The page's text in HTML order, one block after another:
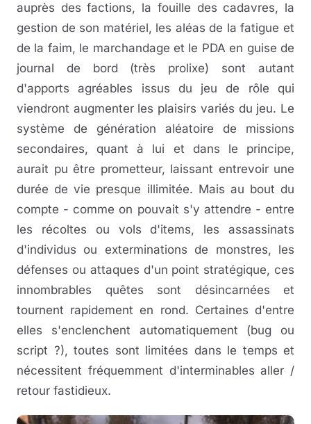
auprès des factions, la fouille des cadavres, la
gestion de son matériel, les aléas de la fatigue et
de la faim, le marchandage et le PDA en guise de
journal de bord (très prolixe) sont autant
d'apports agréables issus du jeu de rôle qui
viendront augmenter les plaisirs variés du jeu. Le
système de génération aléatoire de missions
secondaires, quant à lui et dans le principe,
aurait pu être prometteur, laissant entrevoir une
durée de vie presque illimitée. Mais au bout du
compte - comme on pouvait s'y attendre - entre
les récoltes ou vols d'items, les assassinats
d'individus ou exterminations de monstres, les
défenses ou attaques d'un point stratégique, ces
innombrables quêtes sont désincarnées et
tournent rapidement en rond. Certaines d'entre
elles s'enclenchent automatiquement (bug ou
script ?), toutes sont limitées dans le temps et
nécessitent fréquemment d'interminables aller /
retour fastidieux.